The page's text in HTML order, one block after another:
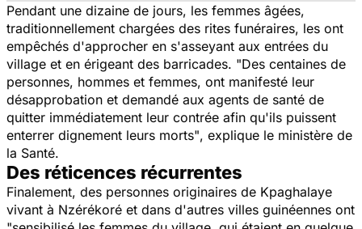
Pendant une dizaine de jours, les femmes âgées,
traditionnellement chargées des rites funéraires, les ont
empêchés d'approcher en s'asseyant aux entrées du
village et en érigeant des barricades. "Des centaines de
personnes, hommes et femmes, ont manifesté leur
désapprobation et demandé aux agents de santé de
quitter immédiatement leur contrée afin qu'ils puissent
enterrer dignement leurs morts", explique le ministère de
la Santé.
Des réticences récurrentes
Finalement, des personnes originaires de Kpaghalaye
vivant à Nzérékoré et dans d'autres villes guinéennes ont